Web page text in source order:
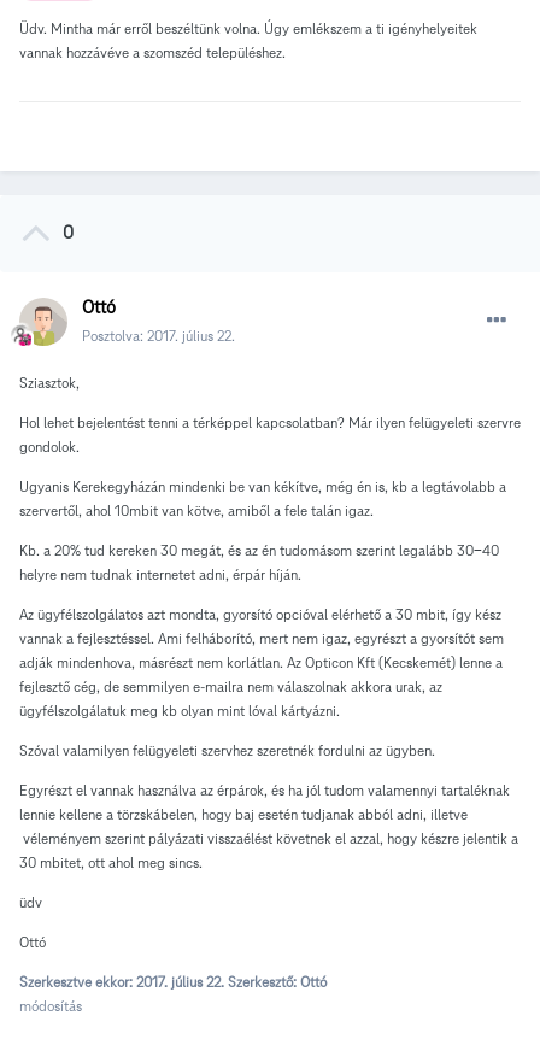
Üdv. Mintha már erről beszéltünk volna. Úgy emlékszem a ti igényhelyeitek
vannak hozzávéve a szomszéd településhez.
0
Ottó
Posztolva: 2017. július 22.
Sziasztok,
Hol lehet bejelentést tenni a térképpel kapcsolatban? Már ilyen felügyeleti szervre
gondolok.
Ugyanis Kerekegyházán mindenki be van kékítve, még én is, kb a legtávolabb a
szervertől, ahol 10mbit van kötve, amiből a fele talán igaz.
Kb. a 20% tud kereken 30 megát, és az én tudomásom szerint legalább 30-40
helyre nem tudnak internetet adni, érpár híján.
Az ügyfélszolgálatos azt mondta, gyorsító opcióval elérhető a 30 mbit, így kész
vannak a fejlesztéssel. Ami felháborító, mert nem igaz, egyrészt a gyorsítót sem
adják mindenhova, másrészt nem korlátlan. Az Opticon Kft (Kecskemét) lenne a
fejlesztő cég, de semmilyen e-mailra nem válaszolnak akkora urak, az
ügyfélszolgálatuk meg kb olyan mint lóval kártyázni.
Szóval valamilyen felügyeleti szervhez szeretnék fordulni az ügyben.
Egyrészt el vannak használva az érpárok, és ha jól tudom valamennyi tartaléknak
lennie kellene a törzskábelen, hogy baj esetén tudjanak abból adni, illetve
véleményem szerint pályázati visszaélést követnek el azzal, hogy készre jelentik a
30 mbitet, ott ahol meg sincs.
üdv
Ottó
Szerkesztve ekkor: 2017. július 22. Szerkesztő: Ottó
módosítás